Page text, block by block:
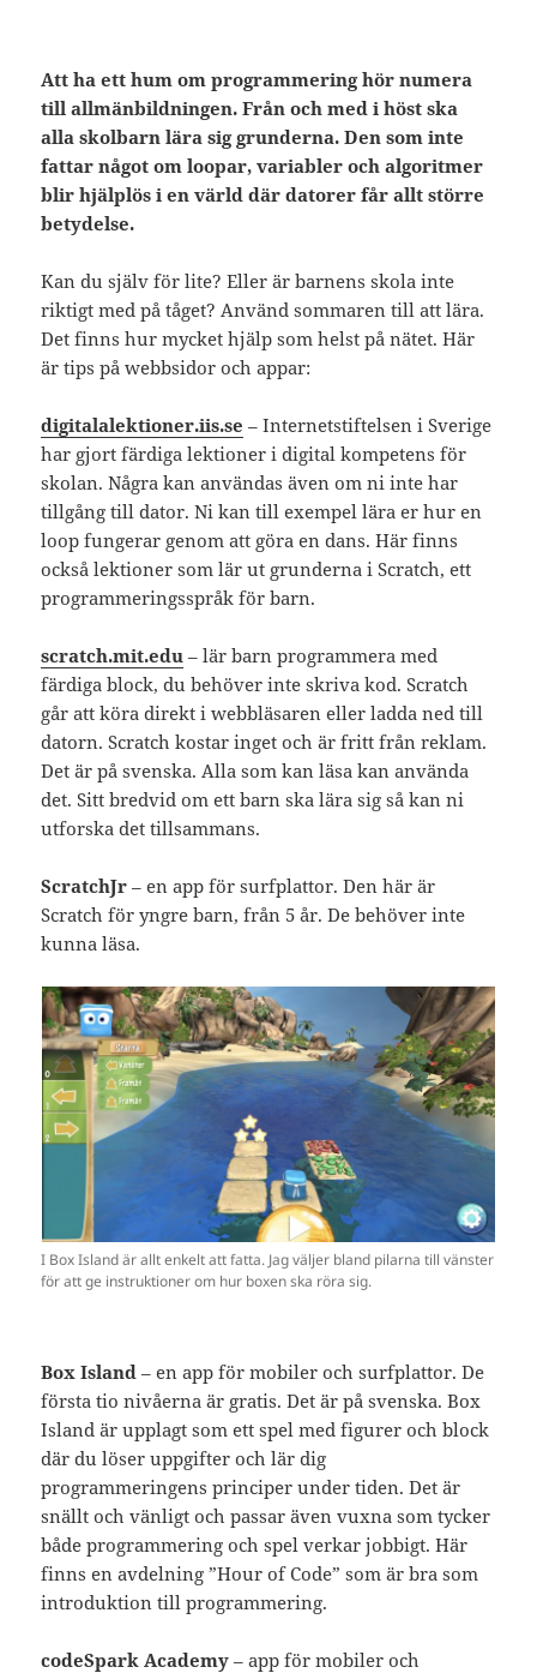
Att ha ett hum om programmering hör numera
till allmänbildningen. Från och med i höst ska
alla skolbarn lära sig grunderna. Den som inte
fattar något om loopar, variabler och algoritmer
blir hjälplös i en värld där datorer får allt större
betydelse.
Kan du själv för lite? Eller är barnens skola inte
riktigt med på tåget? Använd sommaren till att lära.
Det finns hur mycket hjälp som helst på nätet. Här
är tips på webbsidor och appar:
digitalalektioner.iis.se – Internetstiftelsen i Sverige
har gjort färdiga lektioner i digital kompetens för
skolan. Några kan användas även om ni inte har
tillgång till dator. Ni kan till exempel lära er hur en
loop fungerar genom att göra en dans. Här finns
också lektioner som lär ut grunderna i Scratch, ett
programmeringsspråk för barn.
scratch.mit.edu – lär barn programmera med
färdiga block, du behöver inte skriva kod. Scratch
går att köra direkt i webbläsaren eller ladda ned till
datorn. Scratch kostar inget och är fritt från reklam.
Det är på svenska. Alla som kan läsa kan använda
det. Sitt bredvid om ett barn ska lära sig så kan ni
utforska det tillsammans.
ScratchJr – en app för surfplattor. Den här är
Scratch för yngre barn, från 5 år. De behöver inte
kunna läsa.
I Box Island är allt enkelt att fatta. Jag väljer bland pilarna till vänster
för att ge instruktioner om hur boxen ska röra sig.
Box Island – en app för mobiler och surfplattor. De
första tio nivåerna är gratis. Det är på svenska. Box
Island är upplagt som ett spel med figurer och block
där du löser uppgifter och lär dig
programmeringens principer under tiden. Det är
snällt och vänligt och passar även vuxna som tycker
både programmering och spel verkar jobbigt. Här
finns en avdelning ”Hour of Code” som är bra som
introduktion till programmering.
codeSpark Academy – app för mobiler och